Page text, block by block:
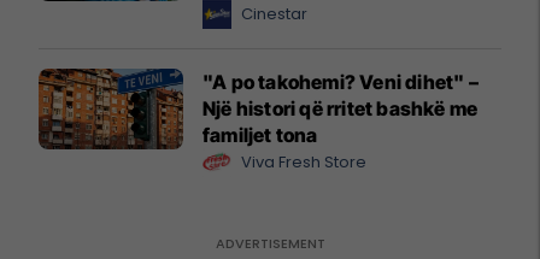
Cinestar
"A po takohemi? Veni dihet" –
Një histori që rritet bashkë me
familjet tona
Viva Fresh Store